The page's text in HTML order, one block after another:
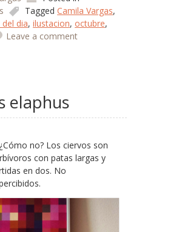
TaggedCamila Vargas,
dia,ilustacion,octubre,
Leave a comment
elaphus
no? Los ciervos son
con patas largas y
en dos. No